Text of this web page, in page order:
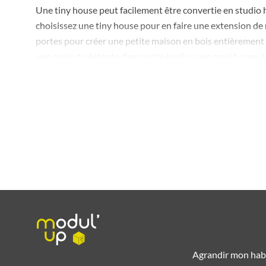
Une tiny house peut facilement être convertie en
choisissez une tiny house pour en faire une extension
portes pour créer une petite maison en bois
6 raisons de choisir une
Garantie : nos extensions en bois sont réalisées de
Personnalisable : nos constructions sont conçues à
Mobile : une fois installé chez vous, le module en
Agrandir mon